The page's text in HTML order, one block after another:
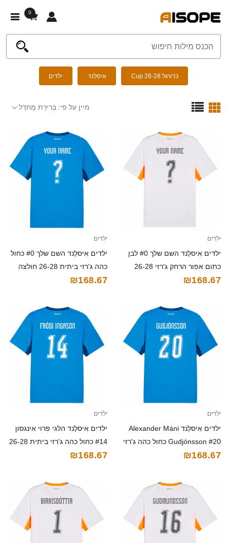
0
כדורגל Cup 26-28 אִיסלַנד ילדים
מיין על פי: בְּרִירַת מֶחדָל
ילדים
ילדים אִיסלַנד השם שלך #0 לבן
כתום אפור הרחק ג'רזי 26-28
חולצה קצרה
₪168.67
ילדים
ילדים אִיסלַנד השם שלך #0 כחול
כהה ג'רזי ביתית 26-28 חולצה
קצרה
₪168.67
ילדים
ילדים אִיסלַנד Alexander Máni
Gudjónsson #20 כחול כהה ג'רזי
ביתית 26-28 חולצה קצרה
₪168.67
ילדים
ילדים אִיסלַנד הלגי פרוי אינגסון
#14 כחול כהה ג'רזי ביתית 26-28
חולצה קצרה
₪168.67